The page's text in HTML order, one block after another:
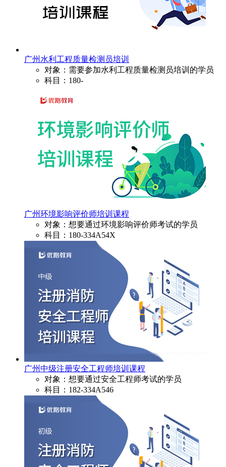
广州水利工程质量检测员培训
对象：需要参加水利工程质量检测员培训的学员
科目：180-
广州环境影响评价师培训课程
对象：想要通过环境影响评价师考试的学员
科目：180-334A54X
广州中级注册安全工程师培训课程
对象：想要通过安全工程师考试的学员
科目：182-334A546